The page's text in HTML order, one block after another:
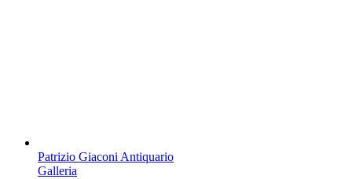
Patrizio Giaconi Antiquario
Galleria